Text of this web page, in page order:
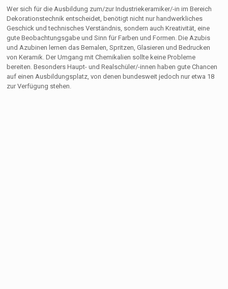
Wer sich für die Ausbildung zum/zur Industriekeramiker/-in im Bereich
Dekorationstechnik entscheidet, benötigt nicht nur handwerkliches
Geschick und technisches Verständnis, sondern auch Kreativität, eine
gute Beobachtungsgabe und Sinn für Farben und Formen. Die Azubis
und Azubinen lernen das Bemalen, Spritzen, Glasieren und Bedrucken
von Keramik. Der Umgang mit Chemikalien sollte keine Probleme
bereiten. Besonders Haupt- und Realschüler/-innen haben gute Chancen
auf einen Ausbildungsplatz, von denen bundesweit jedoch nur etwa 18
zur Verfügung stehen.